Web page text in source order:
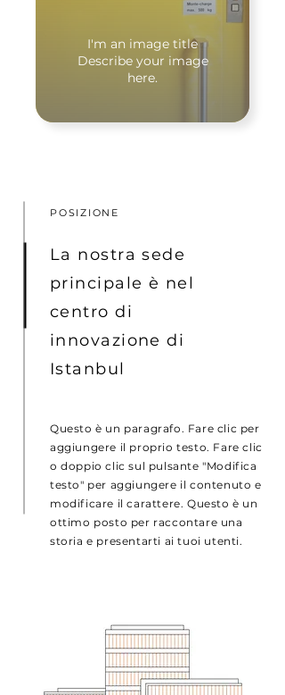
I'm an image title
Describe your image
here.
POSIZIONE
La nostra sede
principale è nel
centro di
innovazione di
Istanbul
Questo è un paragrafo. Fare clic per
aggiungere il proprio testo. Fare clic
o doppio clic sul pulsante "Modifica
testo" per aggiungere il contenuto e
modificare il carattere. Questo è un
ottimo posto per raccontare una
storia e presentarti ai tuoi utenti.